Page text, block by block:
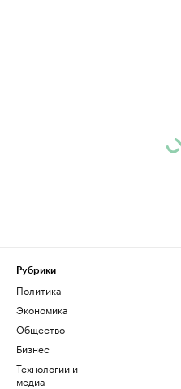
Рубрики
Политика
Экономика
Общество
Бизнес
Технологии и
медиа